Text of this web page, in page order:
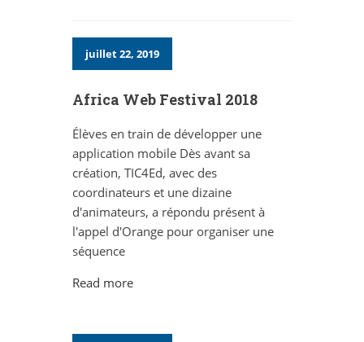
juillet 22, 2019
Africa Web Festival 2018
Élèves en train de développer une
application mobile Dès avant sa
création, TIC4Ed, avec des
coordinateurs et une dizaine
d'animateurs, a répondu présent à
l'appel d'Orange pour organiser une
séquence
Read more